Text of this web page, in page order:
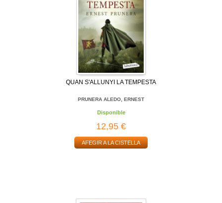
QUAN S'ALLUNYI LA TEMPESTA
PRUNERA ALEDO, ERNEST
Disponible
12,95 €
AFEGIR A LA CISTELLA